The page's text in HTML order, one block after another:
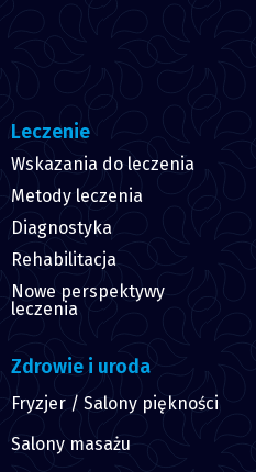
Leczenie
Wskazania do leczenia
Metody leczenia
Diagnostyka
Rehabilitacja
Nowe perspektywy
leczenia
Zdrowie i uroda
Fryzjer / Salony piękności
Salony masażu